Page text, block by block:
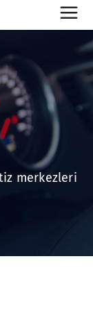
merkezleri